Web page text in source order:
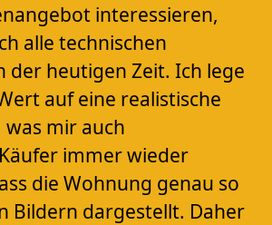
interessieren,
alle technischen
der heutigen Zeit. Ich lege
auf eine realistische
mir auch
immer wieder
die Wohnung genau so
Bildern dargestellt. Daher